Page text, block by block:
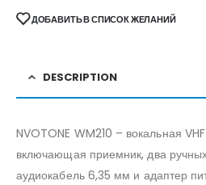
ДОБАВИТЬ В СПИСОК ЖЕЛАНИЙ
DESCRIPTION
NVOTONE WM210 – вокальная
включающая приемник, два
аудиокабель 6,35 мм и адаптер